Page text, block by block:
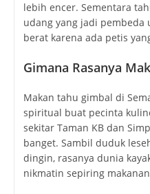
lebih encer. Sementara
udang yang jadi pembeda
berat karena ada petis
Gimana Rasanya
Makan tahu gimbal di
spiritual buat pecinta
sekitar Taman KB dan
banget. Sambil duduk
dingin, rasanya dunia
nikmatin sepiring